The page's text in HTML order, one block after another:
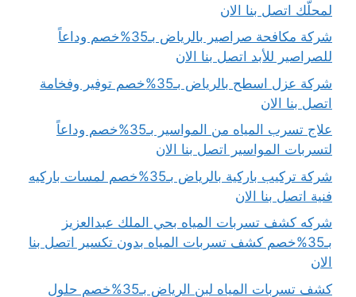
لمحلّك اتصل بنا الان
شركة مكافحة صراصير بالرياض بـ35%خصم وداعاً
للصراصير للأبد اتصل بنا الان
شركة عزل اسطح بالرياض بـ35%خصم توفير وفخامة
اتصل بنا الان
علاج تسرب المياه من المواسير بـ35%خصم وداعاً
لتسربات المواسير اتصل بنا الان
شركة تركيب باركية بالرياض بـ35%خصم لمسات باركيه
فنية اتصل بنا الان
شركه كشف تسربات المياه بحي الملك عبدالعزيز
بـ35%خصم كشف تسربات المياه بدون تكسير اتصل بنا
الان
كشف تسربات المياه لبن الرياض بـ35%خصم حلول